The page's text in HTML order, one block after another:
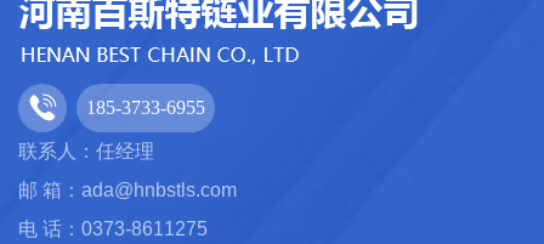
185-3733-6955
联系人：任经理
邮 箱：ada@hnbstls.com
电 话：0373-8611275